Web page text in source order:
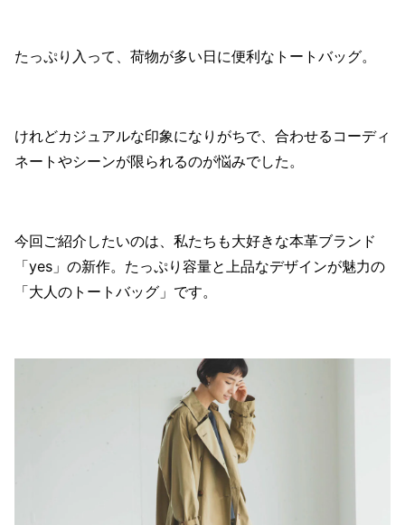
たっぷり入って、荷物が多い日に便利なトートバッグ。
けれどカジュアルな印象になりがちで、合わせるコーディ
ネートやシーンが限られるのが悩みでした。
今回ご紹介したいのは、私たちも大好きな本革ブランド
「yes」の新作。たっぷり容量と上品なデザインが魅力の
「大人のトートバッグ」です。